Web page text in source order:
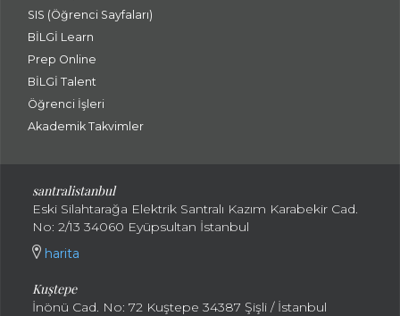
SIS (Öğrenci Sayfaları)
BİLGİ Learn
Prep Online
BİLGİ Talent
Öğrenci İşleri
Akademik Takvimler
santralistanbul
Eski Silahtarağa Elektrik Santralı Kazım Karabekir Cad.
No: 2/13 34060 Eyüpsultan İstanbul
harita
Kuştepe
İnönü Cad. No: 72 Kuştepe 34387 Şişli / İstanbul